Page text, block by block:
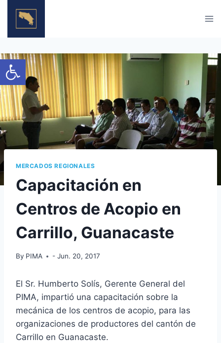
Open toolbar
MERCADOS REGIONALES
Capacitación en
Centros de Acopio en
Carrillo, Guanacaste
By PIMA - Jun. 20, 2017
El Sr. Humberto Solís, Gerente General del
PIMA, impartió una capacitación sobre la
mecánica de los centros de acopio, para las
organizaciones de productores del cantón de
Carrillo en Guanacaste.